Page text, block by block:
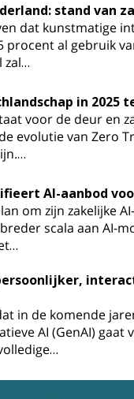
stand van
dat kunstmatige
procent al gebruik
zal…
in 2025
voor de deur en
evolutie van Zero
AI-aanbod
om zijn zakelijke
scala aan AI-
in de komende
AI (GenAI)